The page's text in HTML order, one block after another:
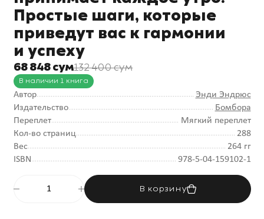
Простые шаги, которые
приведут вас к гармонии
и успеху
68 848 сум132 400 сум
В наличии 1 книга
Автор
Энди Эндрюс
Издательство
Бомбора
Переплет
Мягкий переплет
Кол-во страниц
288
Вес
264 гг
ISBN
978-5-04-159102-1
В корзину